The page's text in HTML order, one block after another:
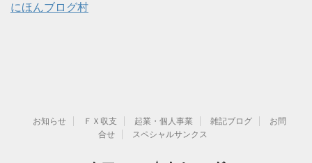
にほんブログ村
お知らせ ＦＸ収支 起業・個人事業 雑記ブログ
お問
合せ
スペシャルサンクス